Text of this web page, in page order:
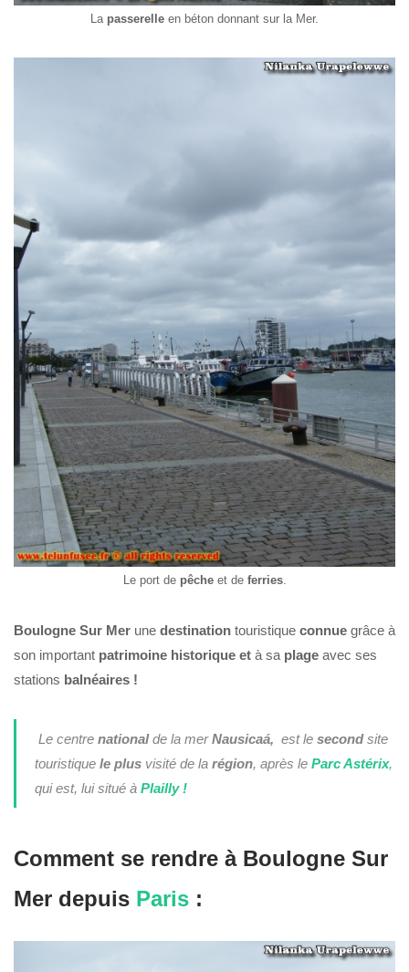
La passerelle en béton donnant sur la Mer.
Le port de pêcheet de ferries.
Boulogne Sur Mer une destination touristique connue grâce à
son important patrimoine historique et à sa plage avec ses
stations balnéaires !
Le centre nationalde la merNausicaá, est le secondsite
touristiquele plusvisité de la région, après le Parc Astérix,
qui est, lui situé à Plailly !
Comment se rendre à Boulogne Sur
Mer depuis Paris :